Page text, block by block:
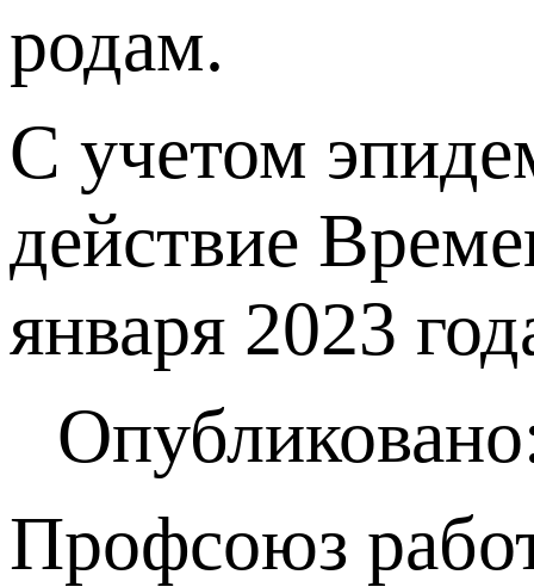
родам.
С учетом
действие
января 2023
Профсоюз